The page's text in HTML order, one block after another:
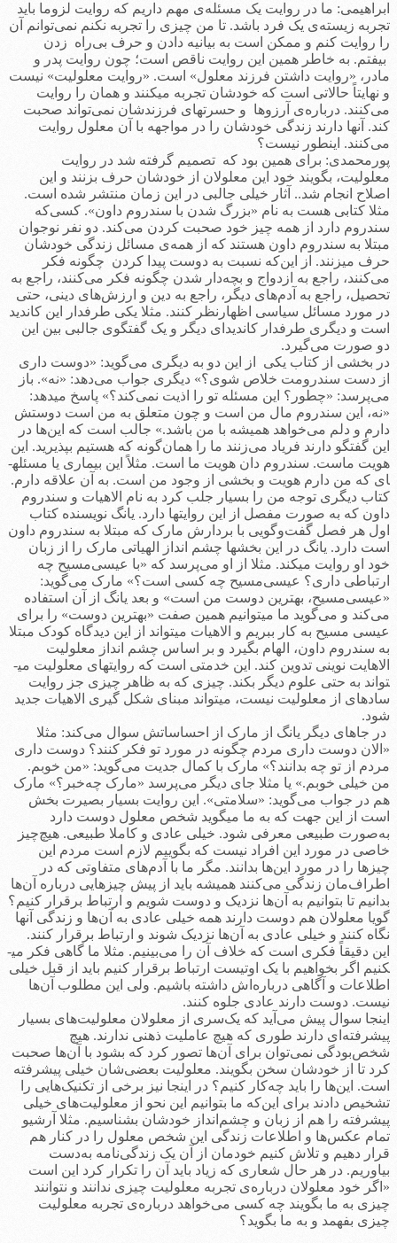
ابراهیمی: ما در روایت یک مسئله‌‌ی مهم داریم که روایت لزوما باید
تجربه زیسته‌ی یک فرد باشد. تا من چیزی را تجربه نکنم نمی‌توانم آن
را روایت کنم و ممکن است به بیانیه دادن و حرف بی‌راه زدن
بیفتم. به خاطر همین این روایت ناقص است؛ چون روایت پدر و
مادر، «روایت داشتن فرزند معلول‌» است. «روایت معلولیت» نیست
و نهایتاً حالاتی است که خودشان تجربه می­کنند و همان را روایت
می‌کنند. درباره‌ی آرزوها و حسرتهای فرزندشان نمی‌تواند صحبت
کند. آنها دارند زندگی خودشان را در مواجهه با آن معلول روایت
می‌کنند. اینطور نیست؟
پورمحمدی: برای همین بود که تصمیم گرفته شد در روایت
معلولیت، بگویند خود این معلولان از خودشان حرف بزنند و این
اصلاح انجام شد.. آثار خیلی جالبی در این زمان منتشر شده است.
مثلا کتابی هست به نام «بزرگ شدن با سندروم داون». کسی‌که
سندروم دارد از همه چیز خود صحبت کردن می‌کند. دو نفر نوجوان
مبتلا به سندروم داون هستند که از همه‌ی مسائل زندگی خودشان
حرف می­زنند. از این‌که نسبت به دوست پیدا کردن چگونه فکر
می‌کنند، راجع به ازدواج و بچه‌دار شدن چگونه فکر می‌کنند، راجع به
تحصیل، راجع به آدم‌های دیگر، راجع به دین و ارزش‌های دینی، حتی
در مورد مسائل سیاسی اظهارنظر کنند. مثلا یکی طرفدار این کاندید
است و دیگری طرفدار کاندیدای دیگر و یک گفتگوی جالبی بین این
دو صورت می‌گیرد.
در بخشی از کتاب یکی از این دو به دیگری می‌گوید: «دوست داری
از دست سندرومت خلاص شوی؟» دیگری جواب می‌دهد: «نه». باز
می‌پرسد: «چطور؟ این مسئله تو را اذیت نمی‌کند؟» پاسخ می­دهد:
«نه، این سندروم مال من است و چون متعلق به من است دوستش
دارم و دلم می‌خواهد همیشه با من باشد.» جالب است که این‌ها در
این گفتگو دارند فریاد می‌زنند ما را همان‌گونه که هستیم بپذیرید. این
هویت ماست. سندروم دان هویت ما است. مثلاً این بیماری یا مسئله­
ای که من دارم هویت و بخشی از وجود من است. به آن علاقه دارم.
کتاب دیگری توجه من را بسیار جلب کرد به نام الاهیات و سندروم
داون که به صورت مفصل از این روایتها دارد. یانگ نویسنده کتاب
اول هر فصل گفت‌وگویی با بردارش مارک که مبتلا به سندروم داون
است دارد. یانگ در این بخشها چشم انداز الهیاتی مارک را از زبان
خود او روایت می­کند. مثلا از او می‌پرسد که «با عیسی‌مسیح چه
ارتباطی داری؟ عیسی‌مسیح چه کسی است؟» مارک می‌گوید:
«عیسی‌مسیح، بهترین دوست من است» و بعد یانگ از آن استفاده
می‌کند و می‌گوید ما می­توانیم همین صفت «بهترین دوست» را برای
عیسی مسیح به کار ببریم و الاهیات می­تواند از این دیدگاه کودک مبتلا
به سندروم داون، الهام بگیرد و بر اساس چشم انداز معلولیت
الاهایت نوینی تدوین کند. این خدمتی است که روایتهای معلولیت می­
تواند به حتی علوم دیگر بکند. چیزی که به ظاهر چیزی جز روایت
ساده­ای از معلولیت نیست، می­تواند مبنای شکل گیری الاهیات جدید
شود.
در جاهای دیگر یانگ از مارک از احساساتش سوال می‌کند: مثلا
«الان دوست داری مردم چگونه در مورد تو فکر کنند؟ دوست داری
مردم از تو چه بدانند؟» مارک با کمال جدیت می‌گوید: «من خوبم.
من خیلی خوبم.» یا مثلا جای دیگر می‌پرسد «مارک چه‌خبر؟» مارک
هم در جواب می‌گوید: «سلامتی». این روایت بسیار بصیرت بخش
است از این جهت که به ما می­گوید شخص معلول دوست دارد
به‌صورت طبیعی معرفی شود. خیلی عادی و کاملا طبیعی. هیچ‌چیز
خاصی در مورد این‌ افراد نیست که بگوییم لازم است مردم این
چیزها را در مورد این‌ها بدانند. مگر ما با آدم‌های متفاوتی که در
اطراف‌مان زندگی می‌کنند همیشه باید از پیش چیزهایی درباره آن‌ها
بدانیم تا بتوانیم به آن‌ها نزدیک و دوست شویم و ارتباط برقرار کنیم؟
گویا معلولان هم دوست دارند همه خیلی عادی به آن‌ها و زندگی آنها
نگاه کنند و خیلی عادی به آن‌ها نزدیک شوند و ارتباط برقرار کنند.
این دقیقاً فکری است که خلاف آن را می‌بینیم. مثلا ما گاهی فکر می­
کنیم اگر بخواهیم با یک اوتیست ارتباط برقرار کنیم باید از قبل خیلی
اطلاعات و آگاهی درباره‌اش داشته باشیم. ولی این مطلوب آن‌ها
نیست. دوست دارند عادی جلوه کنند.
اینجا سوال پیش می‌آید که یک‌سری از معلولان معلولیت‌های بسیار
پیشرفته‌ای دارند طوری که هیچ عاملیت ذهنی ندارند. هیچ
شخص‌بودگی نمی‌توان برای آن‌ها تصور کرد که بشود با آن‌ها صحبت
کرد تا از خودشان سخن بگویند. معلولیت بعضی‌شان خیلی پیشرفته
است. این‌ها را باید چه‌کار کنیم؟ در اینجا نیز برخی از تکنیک‌هایی را
تشخیص دادند برای این‌که ما بتوانیم این نحو از معلولیت‌های خیلی
پیشرفته را هم از زبان و چشم‌انداز خودشان بشناسیم. مثلا آرشیو
تمام عکس‌ها و اطلاعات زندگی این شخص معلول را در کنار هم
قرار دهیم و تلاش کنیم خودمان از آن یک زندگی‌نامه به‌دست
بیاوریم. در هر حال شعاری که زیاد باید آن را تکرار کرد این است
«اگر خود معلولان درباره‌ی تجربه معلولیت چیزی ندانند و نتوانند
چیزی به ما بگویند چه کسی می‌خواهد درباره‌ی تجربه معلولیت
چیزی بفهمد و به ما بگوید؟